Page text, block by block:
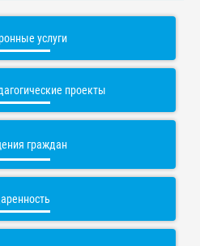
услуги
проекты
граждан